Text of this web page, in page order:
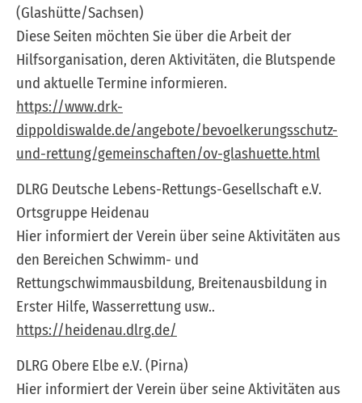
(Glashütte/Sachsen)
Diese Seiten möchten Sie über die Arbeit der
Hilfsorganisation, deren Aktivitäten, die Blutspende
und aktuelle Termine informieren.
https://www.drk-
dippoldiswalde.de/angebote/bevoelkerungsschutz-
und-rettung/gemeinschaften/ov-glashuette.html
DLRG Deutsche Lebens-Rettungs-Gesellschaft e.V.
Ortsgruppe Heidenau
Hier informiert der Verein über seine Aktivitäten aus
den Bereichen Schwimm- und
Rettungschwimmausbildung, Breitenausbildung in
Erster Hilfe, Wasserrettung usw..
https://heidenau.dlrg.de/
DLRG Obere Elbe e.V. (Pirna)
Hier informiert der Verein über seine Aktivitäten aus